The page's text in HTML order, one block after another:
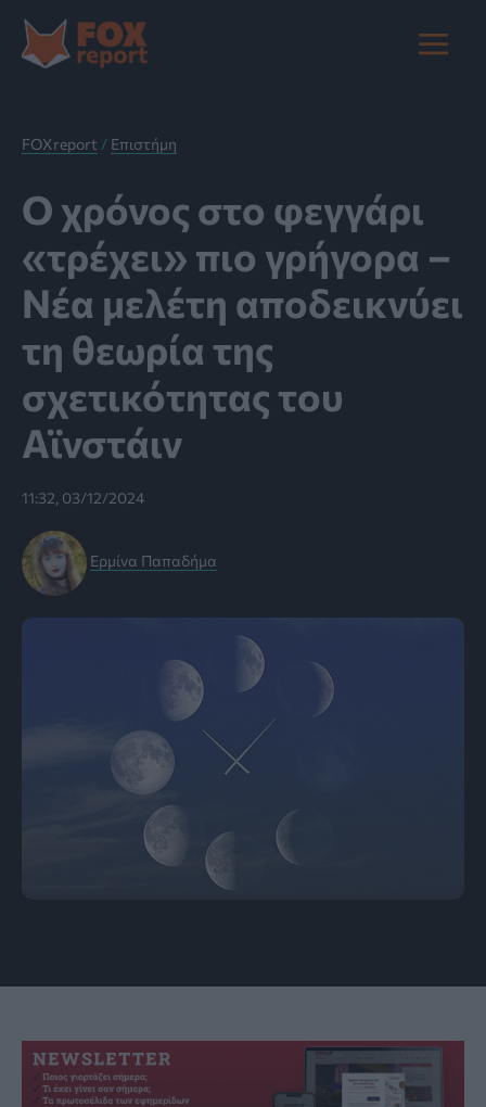
στο
περιεχόμενο
Main
FOXreport / Επιστήμη
Ο χρόνος στο φεγγάρι
«τρέχει» πιο γρήγορα –
Νέα μελέτη αποδεικνύει
τη θεωρία της
σχετικότητας του
Αϊνστάιν
11:32, 03/12/2024
Ερμίνα Παπαδήμα